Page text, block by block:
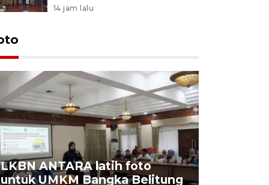
14 jam lalu
LKBN ANTARA latih foto
untuk UMKM Bangka Belitung